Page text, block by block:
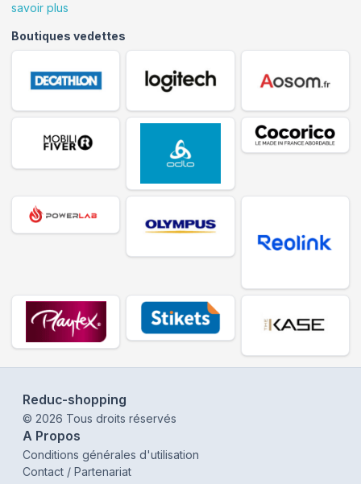
savoir plus
Boutiques vedettes
Reduc-shopping
© 2026 Tous droits réservés
A Propos
Conditions générales d'utilisation
Contact / Partenariat